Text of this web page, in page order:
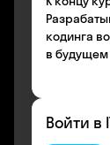
кодинга
в будущем
Войти в